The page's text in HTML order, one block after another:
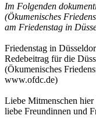
Im Folgenden
(Ökumenisches
am Friedenstag in
Friedenstag in
Redebeitrag für die
(Ökumenisches
www.ofdc.de)
Liebe Mitmenschen hier
liebe Freundinnen und